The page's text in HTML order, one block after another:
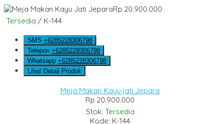
Rp 20.900.000
Tersedia / K-144
SMS +6285228306798
Telepon +6285228306798
Whatsapp +6285228306798
Lihat Detail Produk
Meja Makan Kayu jati Jepara
Rp 20.900.000
Stok: Tersedia
Kode: K-144